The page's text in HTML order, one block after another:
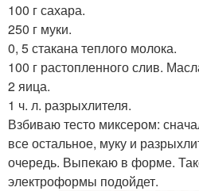
100 г сахара.
250 г муки.
0, 5 стакана теплого молока.
100 г растопленного слив.
2 яица.
1 ч. л. разрыхлителя.
Взбиваю тесто миксером:
все остальное, муку и
очередь. Выпекаю в форме.
электроформы подойдет.